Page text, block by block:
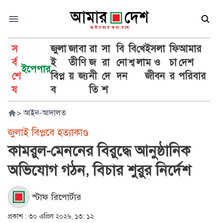
স
র্ব
শে
ষ
ইপেপার
জুলা
ই
বিপ্ল
ব
জা
তী
য়
বা
ণি
জ্য
রা
জ
নী
তি
সা
রা
দে
শ
বি
নো
দন
বি
শ্ব
খে
লা
ইসলা
ম ও
জীবন
ফি
চা
র
আমার
দেশ
পরিবার
> আইন-আদালত
জুলাই বিপ্লবে হত্যাকাণ্ড
কামরুল-মেননের বিরুদ্ধে আনুষ্ঠানিক
অভিযোগ গঠন, বিচার শুরুর নির্দেশ
স্টাফ রিপোর্টার
প্রকাশ : ৩০ এপ্রিল ২০২৬, ১৩: ১২